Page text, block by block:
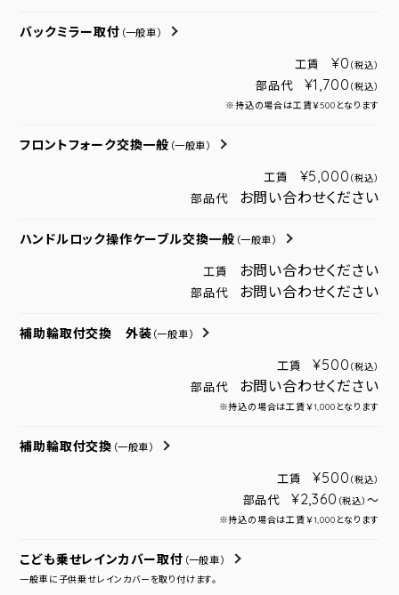
バックミラー取付 （一般車）
工賃 ¥0 （税込）
部品代 ¥1,700 （税込）
※持込の場合は工賃￥500となります
フロントフォーク交換一般 （一般車）
工賃 ¥5,000 （税込）
部品代 お問い合わせください
ハンドルロック操作ケーブル交換一般 （一般車）
工賃 お問い合わせください
部品代 お問い合わせください
補助輪取付交換 外装 （一般車）
工賃 ¥500 （税込）
部品代 お問い合わせください
※持込の場合は工賃￥1,000となります
補助輪取付交換 （一般車）
工賃 ¥500 （税込）
部品代 ¥2,360 （税込） ～
※持込の場合は工賃￥1,000となります
こども乗せレインカバー取付 （一般車）
一般車に子供乗せレインカバーを取り付けます。